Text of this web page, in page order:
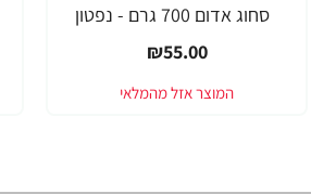
סחוג אדום 700 גרם - נפטון
₪55.00